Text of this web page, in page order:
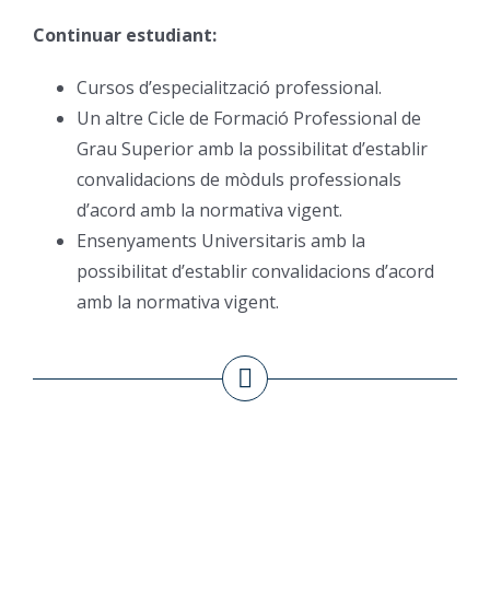
Continuar estudiant:
Cursos d’especialització professional.
Un altre Cicle de Formació Professional de
Grau Superior amb la possibilitat d’establir
convalidacions de mòduls professionals
d’acord amb la normativa vigent.
Ensenyaments Universitaris amb la
possibilitat d’establir convalidacions d’acord
amb la normativa vigent.